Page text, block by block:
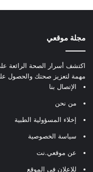
مجلة موقعي
اكتشف أسرار الصحة الرائعة
مهمة لتعزيز صحتك والحصول
الإتصال بنا
من نحن
إخلاء المسؤولية الطبية
سياسة الخصوصية
عن موقعي.نت
للإعلان في الموقع